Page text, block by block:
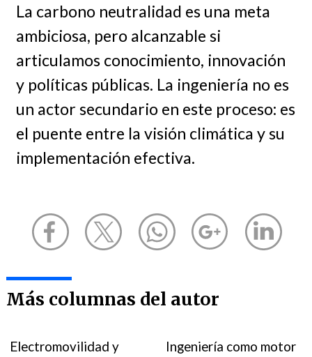
La carbono neutralidad es una meta
ambiciosa, pero alcanzable si
articulamos conocimiento, innovación
y políticas públicas. La ingeniería no es
un actor secundario en este proceso: es
el puente entre la visión climática y su
implementación efectiva.
Más columnas del autor
Electromovilidad y
Ingeniería como motor